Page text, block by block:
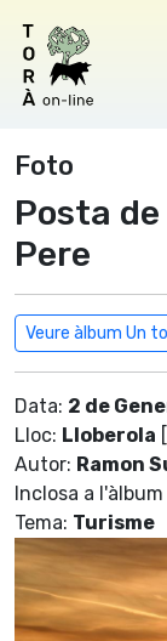
Foto
Posta
Pere
Veure àlbum Un
Data: 2 de
Lloc: Lloberola [
Autor: Ramon
Inclosa a
Tema: Turisme